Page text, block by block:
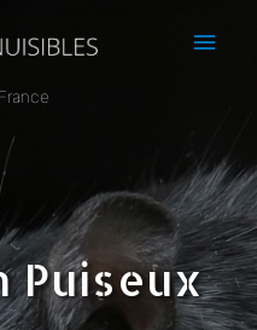
Puiseux